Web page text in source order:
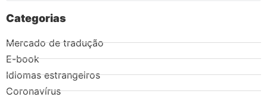
Categorias
Mercado de tradução
E-book
Idiomas estrangeiros
Coronavírus